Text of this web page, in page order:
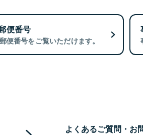
便番号
便番号をご覧いただけます。
よくあるご質問・お